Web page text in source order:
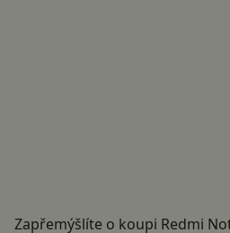
Zapřemýšlíte o koupi Redmi